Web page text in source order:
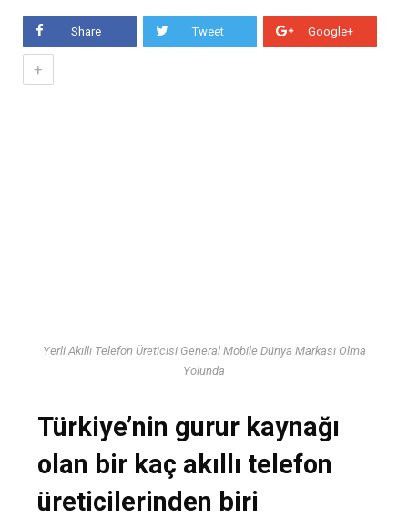
Share Tweet Google+
+
Yerli Akıllı Telefon Üreticisi General Mobile Dünya Markası Olma
Yolunda
Türkiye’nin gurur kaynağı
olan bir kaç akıllı telefon
üreticilerinden biri